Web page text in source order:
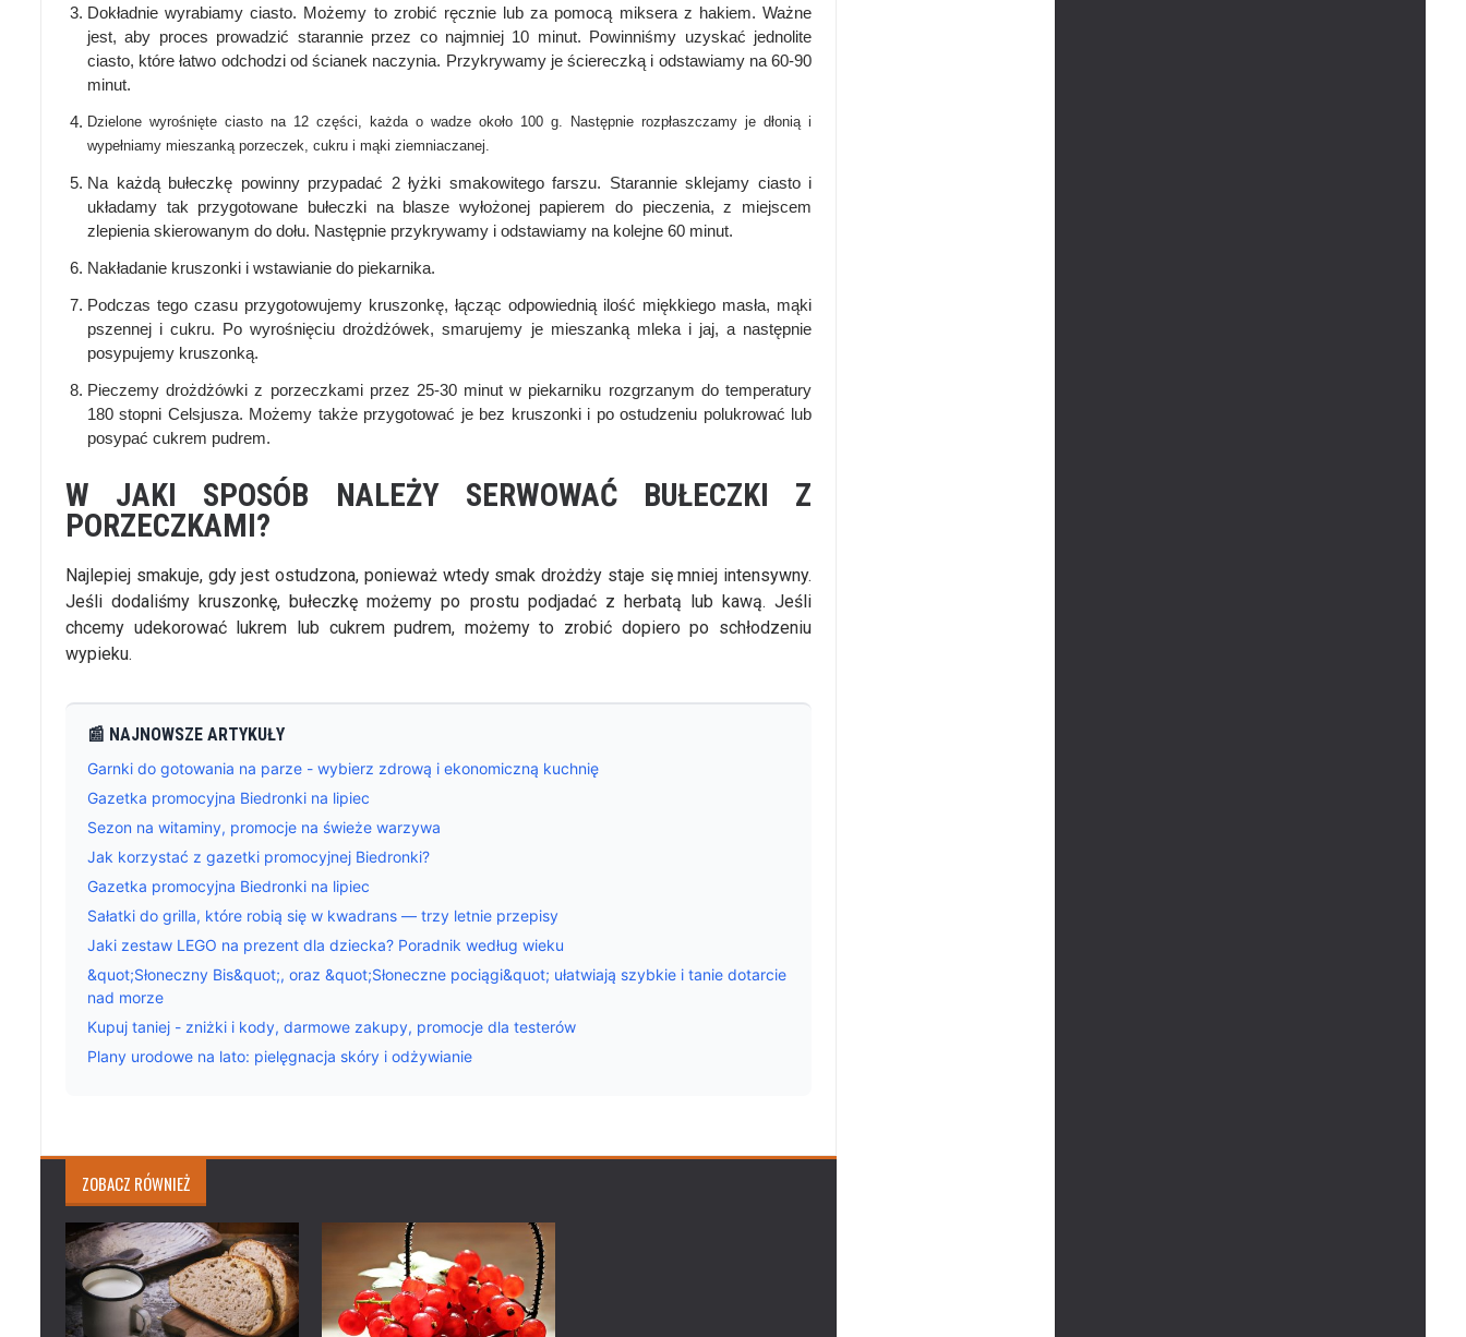
Dokładnie wyrabiamy ciasto. Możemy to zrobić ręcznie lub za pomocą miksera z hakiem. Ważne
jest, aby proces prowadzić starannie przez co najmniej 10 minut. Powinniśmy uzyskać jednolite
ciasto, które łatwo odchodzi od ścianek naczynia. Przykrywamy je ściereczką i odstawiamy na 60-90
minut.
Dzielone wyrośnięte ciasto na 12 części, każda o wadze około 100 g. Następnie rozpłaszczamy je dłonią i
wypełniamy mieszanką porzeczek, cukru i mąki ziemniaczanej.
Na każdą bułeczkę powinny przypadać 2 łyżki smakowitego farszu. Starannie sklejamy ciasto i
układamy tak przygotowane bułeczki na blasze wyłożonej papierem do pieczenia, z miejscem
zlepienia skierowanym do dołu. Następnie przykrywamy i odstawiamy na kolejne 60 minut.
Nakładanie kruszonki i wstawianie do piekarnika.
Podczas tego czasu przygotowujemy kruszonkę, łącząc odpowiednią ilość miękkiego masła, mąki
pszennej i cukru. Po wyrośnięciu drożdżówek, smarujemy je mieszanką mleka i jaj, a następnie
posypujemy kruszonką.
Pieczemy drożdżówki z porzeczkami przez 25-30 minut w piekarniku rozgrzanym do temperatury
180 stopni Celsjusza. Możemy także przygotować je bez kruszonki i po ostudzeniu polukrować lub
posypać cukrem pudrem.
W JAKI SPOSÓB NALEŻY SERWOWAĆ BUŁECZKI Z
PORZECZKAMI?
Najlepiej smakuje, gdy jest ostudzona, ponieważ wtedy smak drożdży staje się mniej intensywny.
Jeśli dodaliśmy kruszonkę, bułeczkę możemy po prostu podjadać z herbatą lub kawą. Jeśli
chcemy udekorować lukrem lub cukrem pudrem, możemy to zrobić dopiero po schłodzeniu
wypieku.
📰 NAJNOWSZE ARTYKUŁY
Garnki do gotowania na parze - wybierz zdrową i ekonomiczną kuchnię
Gazetka promocyjna Biedronki na lipiec
Sezon na witaminy, promocje na świeże warzywa
Jak korzystać z gazetki promocyjnej Biedronki?
Gazetka promocyjna Biedronki na lipiec
Sałatki do grilla, które robią się w kwadrans — trzy letnie przepisy
Jaki zestaw LEGO na prezent dla dziecka? Poradnik według wieku
&quot;Słoneczny Bis&quot;, oraz &quot;Słoneczne pociągi&quot; ułatwiają szybkie i tanie dotarcie
nad morze
Kupuj taniej - zniżki i kody, darmowe zakupy, promocje dla testerów
Plany urodowe na lato: pielęgnacja skóry i odżywianie
ZOBACZ RÓWNIEŻ